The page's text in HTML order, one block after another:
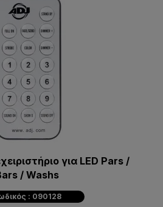
για LED Pars /
/ Washs
: 090128